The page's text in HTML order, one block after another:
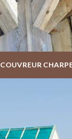
COUVREUR